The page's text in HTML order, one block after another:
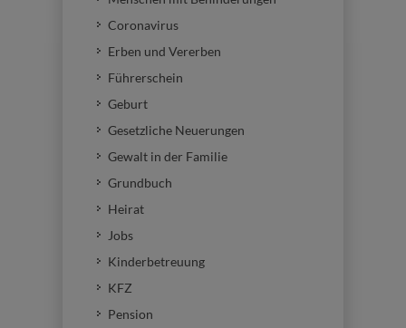
Coronavirus
Erben und Vererben
Führerschein
Geburt
Gesetzliche Neuerungen
Gewalt in der Familie
Grundbuch
Heirat
Jobs
Kinderbetreuung
KFZ
Pension